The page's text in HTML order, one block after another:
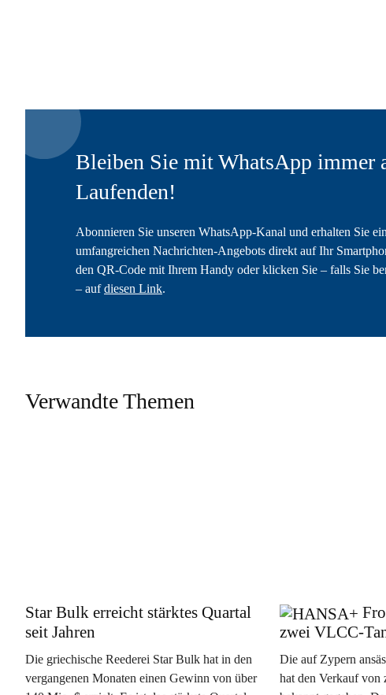
Bleiben Sie mit WhatsApp immer
Laufenden!
Abonnieren Sie unseren WhatsApp-Kanal und erhalten Sie
umfangreichen Nachrichten-Angebots direkt auf Ihr
den QR-Code mit Ihrem Handy oder klicken Sie – falls Sie
– aufdiesen Link.
Verwandte Themen
Star Bulk erreicht stärktes Quartal
seit Jahren
Die griechische Reederei Star Bulk hat in den
vergangenen Monaten einen Gewinn von über
zwei VLCC-
Die auf Zypern
hat den Verkauf von